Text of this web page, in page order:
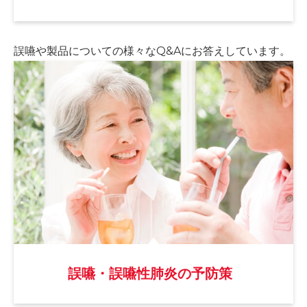
誤嚥や製品についての様々なQ&Aにお答えしています。
誤嚥・誤嚥性肺炎の予防策